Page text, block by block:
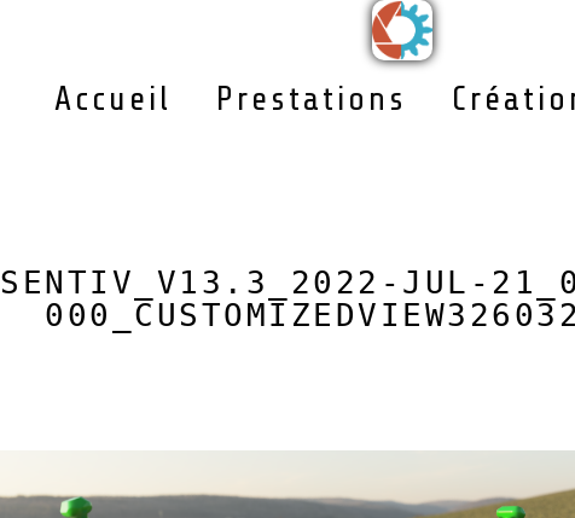
Accueil Prestations
SENTIV_V13.3_2022-JUL-